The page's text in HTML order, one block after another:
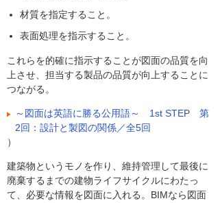
材質を指定すること。
表面処理を指示すること。
これらを的確に指示することが図面の品質を向
上させ、担当する製品の品質が向上することに
つながる。
～図面は英語に勝る公用語～ 1st STEP 第
2回：設計と製図の関係／全5回
）
建築物というモノを作り、維持管理して最後に
廃棄するまでの建物ライフサイクルにわたっ
て、必要な情報を図面に入れる。BIMなら図面